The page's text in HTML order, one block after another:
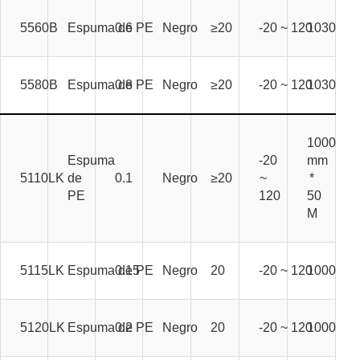
5560B Espuma de PE
0.6 Negro ≥20 -20 ~ 1201030
5580B Espuma de PE
0.8 Negro ≥20 -20 ~ 1201030
5110LK
Espuma
de
PE
0.1 Negro ≥20
-20
~
120
1000
mm
*
50
M
5115LK Espuma de PE
0.15 Negro 20 -20 ~ 1201000
5120LK Espuma de PE
0.2 Negro 20 -20 ~ 1201000